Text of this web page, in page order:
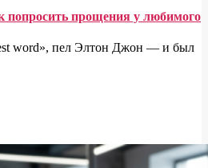
попросить прощения у любимого
word», пел Элтон Джон — и был